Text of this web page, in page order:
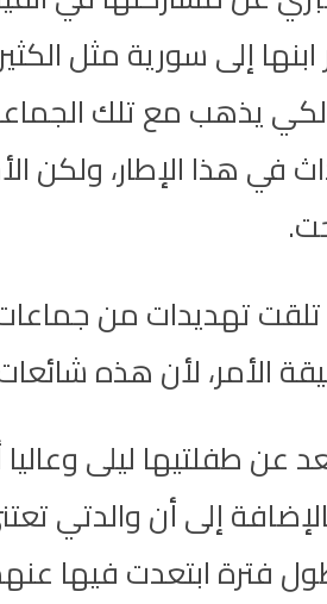
إلى سورية مثل
لكي يذهب مع تلك
في هذا الإطار،
تلقت تهديدات من
الأمر، لأن هذه
طفلتيها ليلى وعاليا
إلى أن
فترة ابتعدت فيها